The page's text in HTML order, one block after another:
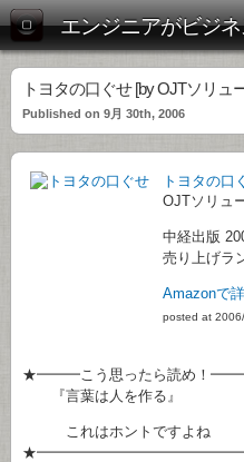
エンジニアがビジ
トヨタの口ぐせ [by OJTソリュ
Published on 9月 30th, 2006
トヨタの口
OJTソリュ
中経出版
売り上げラ
Amazonで
posted at
★━━━こう思ったら読
『言葉は人を作る』
これはホントですよね